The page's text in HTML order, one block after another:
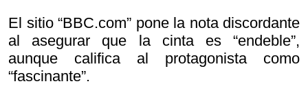
El sitio “BBC.com” pone la nota discordante
al asegurar que la cinta es “endeble”,
aunque califica al protagonista como
“fascinante”.